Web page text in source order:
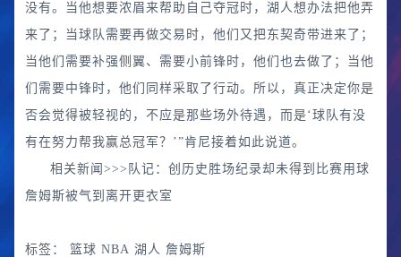
没有。当他想要浓眉来帮助自己夺冠时，湖人想办法把他弄
来了；当球队需要再做交易时，他们又把东契奇带进来了；
当他们需要补强侧翼、需要小前锋时，他们也去做了；当他
们需要中锋时，他们同样采取了行动。所以，真正决定你是
否会觉得被轻视的，不应是那些场外待遇，而是‘球队有没
有在努力帮我赢总冠军？’”肯尼接着如此说道。
相关新闻>>>队记：创历史胜场纪录却未得到比赛用球
詹姆斯被气到离开更衣室
标签： 篮球 NBA 湖人 詹姆斯